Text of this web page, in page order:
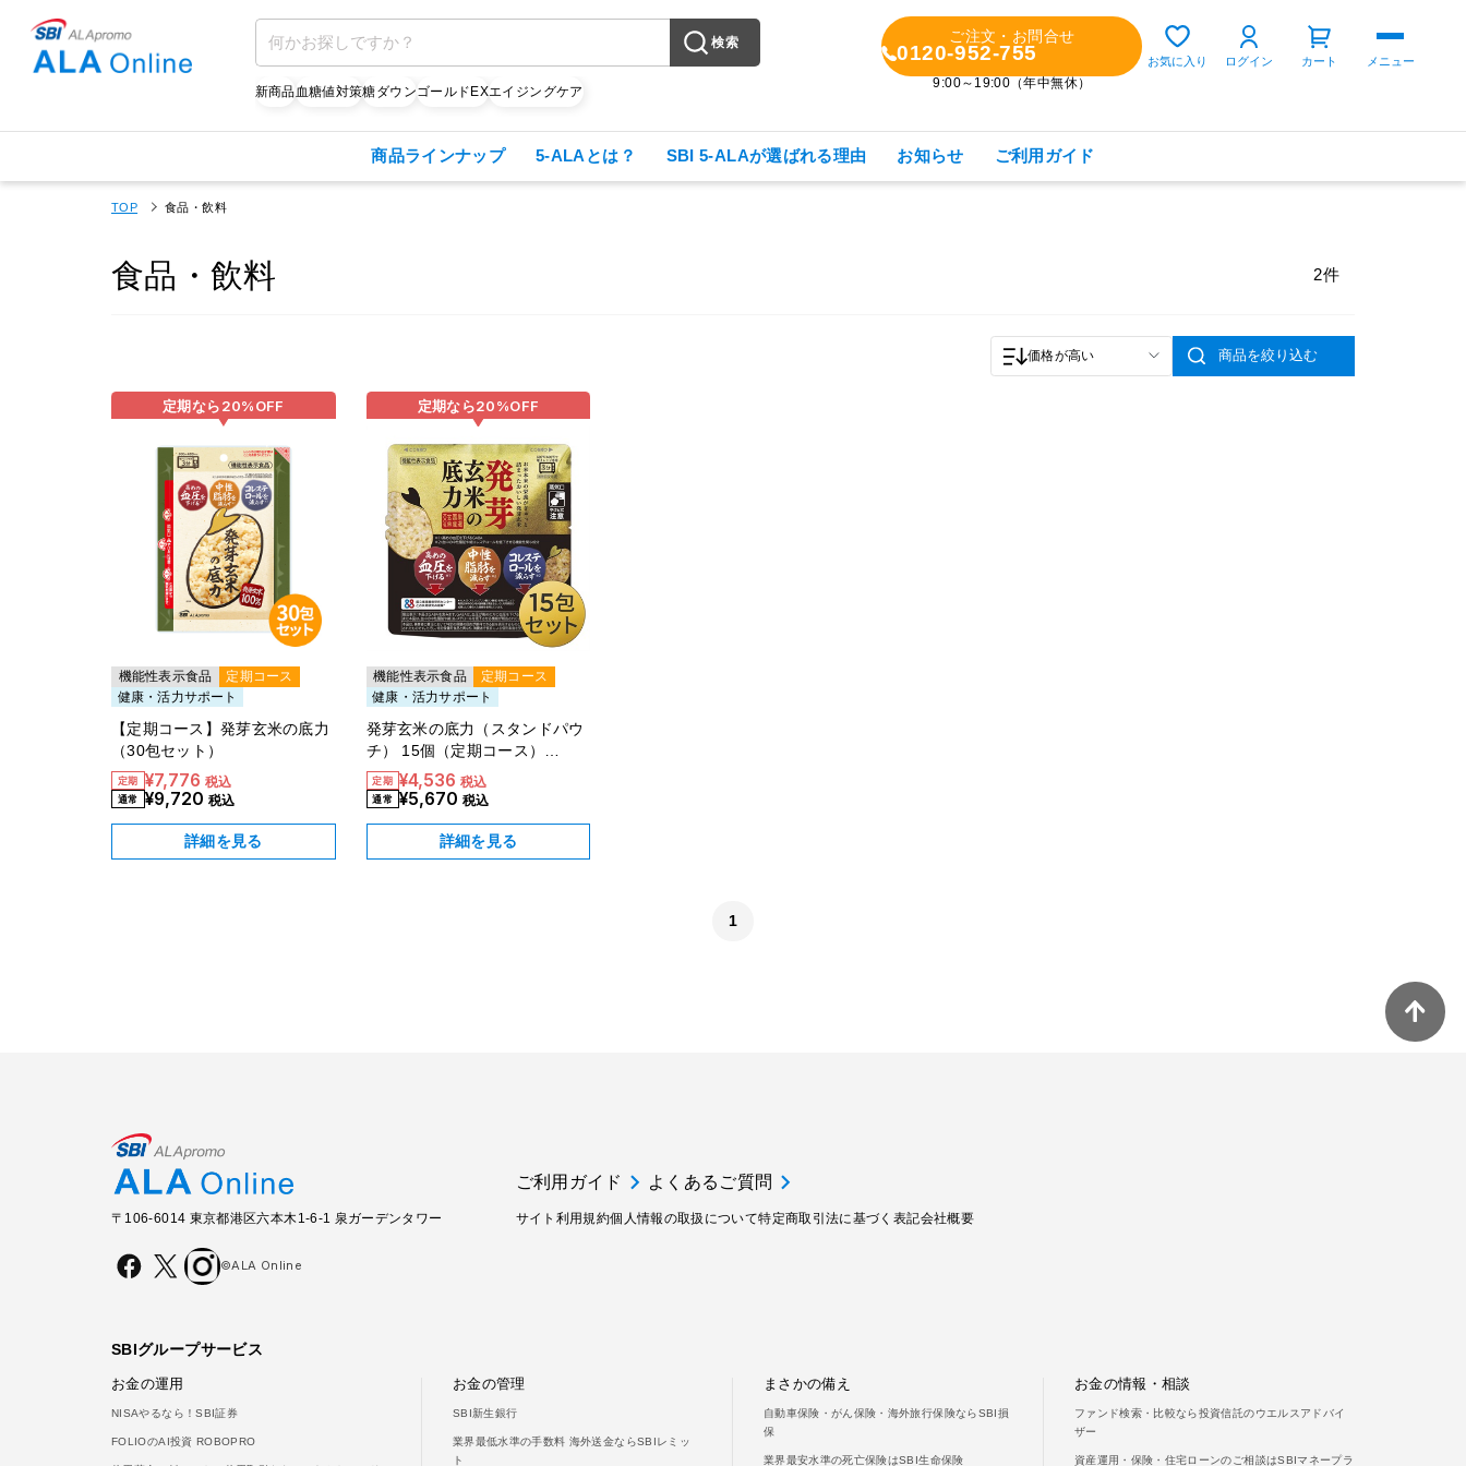
検索
新商品血糖値対策糖ダウンゴールドEXエイジングケア
ご注文・お問合せ
0120-952-755
9:00～19:00（年中無休）
お気に入り ログイン カート メニュー
商品ラインナップ 5-ALAとは？ SBI 5-ALAが選ばれる理由 お知らせ ご利用ガイド
ゲスト 様
お気に入り お知らせ
TOP 食品・飲料
食品・飲料 2件
価格が高い 商品を絞り込む
定期なら20%OFF
機能性表示食品
定期コース
健康・活力サポート
【定期コース】発芽玄米の底力
（30包セット）
¥7,776 税込
¥9,720 税込
詳細を見る
定期なら20%OFF
機能性表示食品
定期コース
健康・活力サポート
発芽玄米の底力（スタンドパウ
チ） 15個（定期コース）
【20％OFF】
¥4,536 税込
¥5,670 税込
詳細を見る
1
〒106-6014 東京都港区六本木1-6-1 泉ガーデンタワー
ご利用ガイド よくあるご質問
サイト利用規約個人情報の取扱について特定商取引法に基づく表記会社概要
©ALA Online
SBIグループサービス
お金の運用
NISAやるなら！SBI証券
FOLIOのAI投資 ROBOPRO
お金の管理
SBI新生銀行
業界最低水準の手数料 海外送金ならSBIレミッ
ト
まさかの備え
自動車保険・がん保険・海外旅行保険ならSBI損
保
業界最安水準の死亡保険はSBI生命保険
お金の情報・相談
ファンド検索・比較なら投資信託のウエルスアドバイ
ザー
資産運用・保険・住宅ローンのご相談はSBIマネープラ